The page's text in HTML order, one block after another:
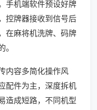
手机端软件预设好牌
控牌器接收到信号后
在麻将机洗牌、码牌
内容多简化操作风
配件为主，深度拆机
造成短路，不同机型